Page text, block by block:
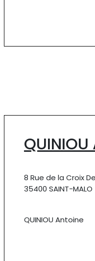
QUINIOU
8 Rue de la Croix
35400 SAINT-MALO
QUINIOU Antoine